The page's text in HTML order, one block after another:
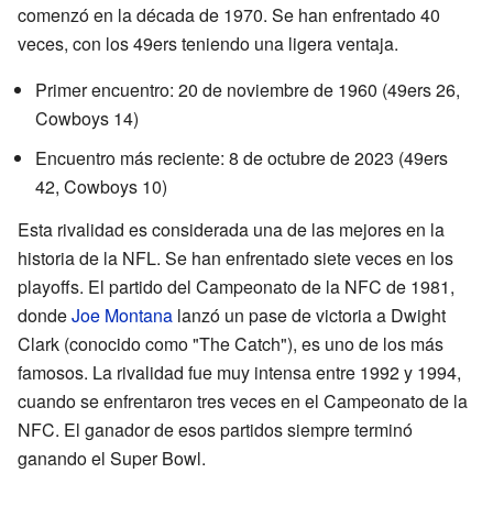
comenzó en la década de 1970. Se han enfrentado 40
veces, con los 49ers teniendo una ligera ventaja.
Primer encuentro: 20 de noviembre de 1960 (49ers 26,
Cowboys 14)
Encuentro más reciente: 8 de octubre de 2023 (49ers
42, Cowboys 10)
Esta rivalidad es considerada una de las mejores en la
historia de la NFL. Se han enfrentado siete veces en los
playoffs. El partido del Campeonato de la NFC de 1981,
dondeJoe Montana lanzó un pase de victoria a Dwight
Clark (conocido como "The Catch"), es uno de los más
famosos. La rivalidad fue muy intensa entre 1992 y 1994,
cuando se enfrentaron tres veces en el Campeonato de la
NFC. El ganador de esos partidos siempre terminó
ganando el Super Bowl.